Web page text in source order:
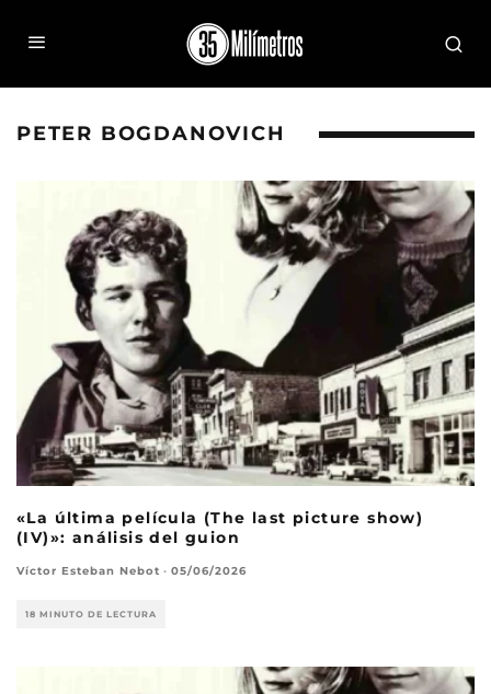
PETER BOGDANOVICH
«La última película (The last picture show)
(IV)»: análisis del guion
Víctor Esteban Nebot · 05/06/2026
18 MINUTO DE LECTURA